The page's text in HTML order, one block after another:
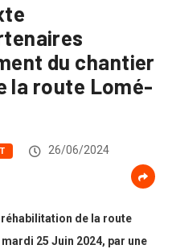
du chantier
la route Lomé-
26/06/2024
de la route
25 Juin 2024, par une